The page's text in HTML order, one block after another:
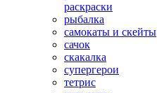
раскраски
рыбалка
самокаты и скейты
сачок
скакалка
супергерои
тетрис